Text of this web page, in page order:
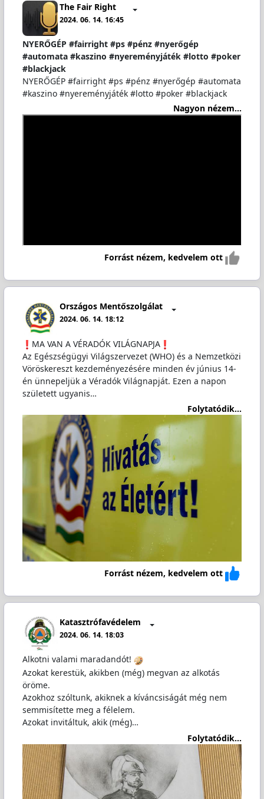
The Fair Right
2024. 06. 14. 16:45
NYERŐGÉP #fairright #ps #pénz #nyerőgép
#automata #kaszino #nyereményjáték #lotto #poker
#blackjack
NYERŐGÉP #fairright #ps #pénz #nyerőgép #automata
#kaszino #nyereményjáték #lotto #poker #blackjack
Nagyon nézem...
Forrást nézem, kedvelem ott
Országos Mentőszolgálat
2024. 06. 14. 18:12
️MA VAN A VÉRADÓK VILÁGNAPJA
Az Egészségügyi Világszervezet (WHO) és a Nemzetközi
Vöröskereszt kezdeményezésére minden év június 14-
én ünnepeljük a Véradók Világnapját. Ezen a napon
született ugyanis…
Folytatódik...
Forrást nézem, kedvelem ott
Katasztrófavédelem
2024. 06. 14. 18:03
Alkotni valami maradandót!
Azokat kerestük, akikben (még) megvan az alkotás
öröme.
Azokhoz szóltunk, akiknek a kíváncsiságát még nem
semmisítette meg a félelem.
Azokat invitáltuk, akik (még)…
Folytatódik...